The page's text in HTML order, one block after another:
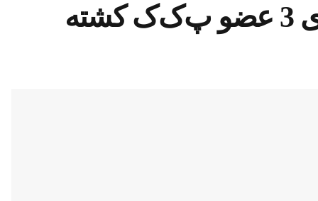
پلیس ترکیه: در استان حکاری 3 عضو پ‌ک‌ک کشته